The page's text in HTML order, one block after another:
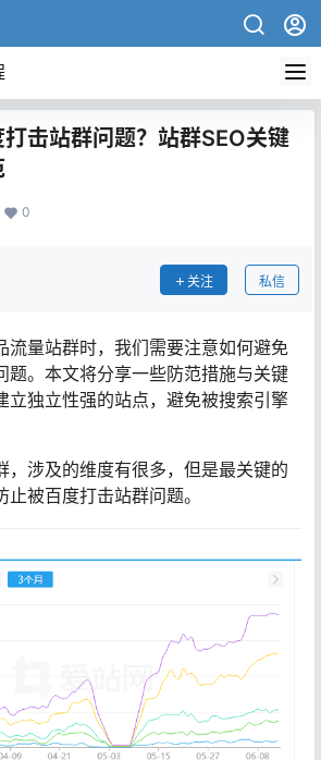
击站群问题？站群SEO关键
0
关注 私信
流量站群时，我们需要注意如何避免
题。本文将分享一些防范措施与关键
立独立性强的站点，避免被搜索引擎
，涉及的维度有很多，但是最关键的
被百度打击站群问题。